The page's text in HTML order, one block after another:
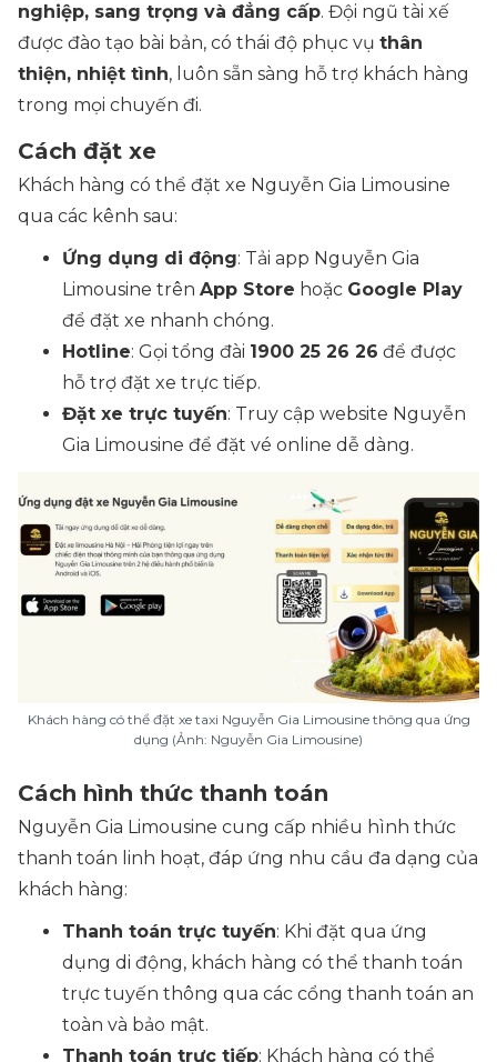
nghiệp, sang trọng và đẳng cấp. Đội ngũ tài xế
được đào tạo bài bản, có thái độ phục vụ thân
thiện, nhiệt tình, luôn sẵn sàng hỗ trợ khách hàng
trong mọi chuyến đi.
Cách đặt xe
Khách hàng có thể đặt xe Nguyễn Gia Limousine
qua các kênh sau:
Ứng dụng di động: Tải app Nguyễn Gia
Limousine trên App Store hoặc Google Play
để đặt xe nhanh chóng.
Hotline: Gọi tổng đài 1900 25 26 26 để được
hỗ trợ đặt xe trực tiếp.
Đặt xe trực tuyến: Truy cập website Nguyễn
Gia Limousine để đặt vé online dễ dàng.
Khách hàng có thể đặt xe taxi Nguyễn Gia Limousine thông qua ứng
dụng (Ảnh: Nguyễn Gia Limousine)
Cách hình thức thanh toán
Nguyễn Gia Limousine cung cấp nhiều hình thức
thanh toán linh hoạt, đáp ứng nhu cầu đa dạng của
khách hàng:
Thanh toán trực tuyến: Khi đặt qua ứng
dụng di động, khách hàng có thể thanh toán
trực tuyến thông qua các cổng thanh toán an
toàn và bảo mật.
Thanh toán trực tiếp: Khách hàng có thể